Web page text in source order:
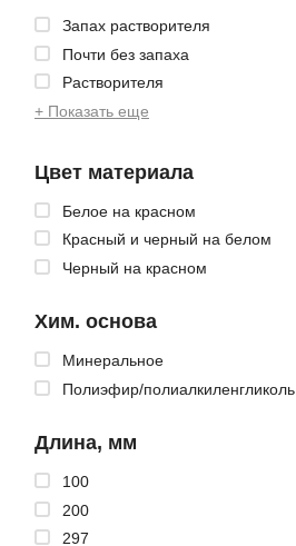
Запах растворителя
Почти без запаха
Растворителя
+ Показать еще
Цвет материала
Белое на красном
Красный и черный на белом
Черный на красном
Хим. основа
Минеральное
Полиэфир/полиалкиленгликоль
Длина, мм
100
200
297